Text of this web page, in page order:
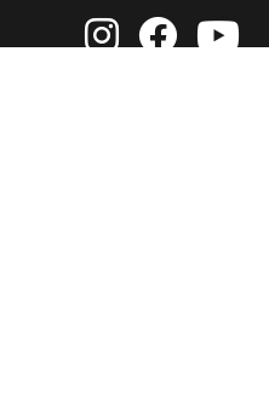
  